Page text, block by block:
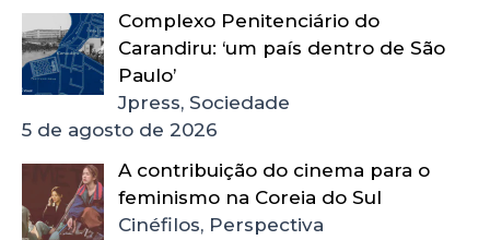
Complexo Penitenciário do
Carandiru: ‘um país dentro de São
Paulo’
Jpress, Sociedade
5 de agosto de 2026
A contribuição do cinema para o
feminismo na Coreia do Sul
Cinéfilos, Perspectiva